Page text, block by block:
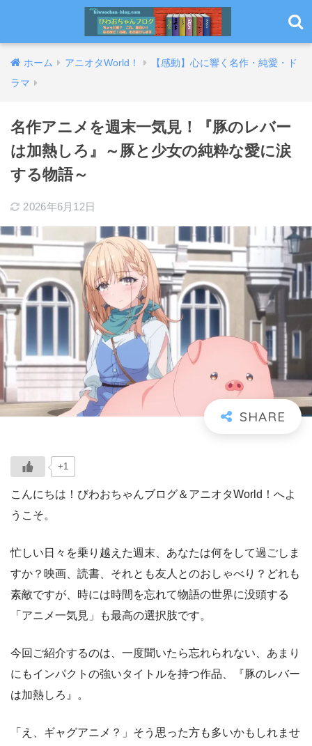
ホーム アニオタWorld！
【感動】心に響く名作・純愛・ド
ラマ
名作アニメを週末一気見！『豚のレバー
は加熱しろ』～豚と少女の純粋な愛に涙
する物語～
2026年6月12日
+1
こんにちは！びわおちゃんブログ＆アニオタWorld！へよ
うこそ。
忙しい日々を乗り越えた週末、あなたは何をして過ごしま
すか？映画、読書、それとも友人とのおしゃべり？どれも
素敵ですが、時には時間を忘れて物語の世界に没頭する
「アニメ一気見」も最高の選択肢です。
今回ご紹介するのは、一度聞いたら忘れられない、あまり
にもインパクトの強いタイトルを持つ作品、『豚のレバー
は加熱しろ』。
「え、ギャグアニメ？」そう思った方も多いかもしれませ